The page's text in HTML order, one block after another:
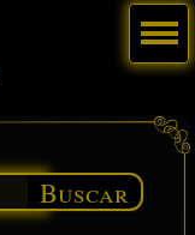
Buscar
Menú